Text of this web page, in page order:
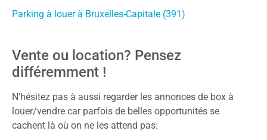
Parking à louer à Bruxelles-Capitale (391)
Vente ou location? Pensez
différemment !
N’hésitez pas à aussi regarder les annonces de box à
louer/vendre car parfois de belles opportunités se
cachent là où on ne les attend pas: